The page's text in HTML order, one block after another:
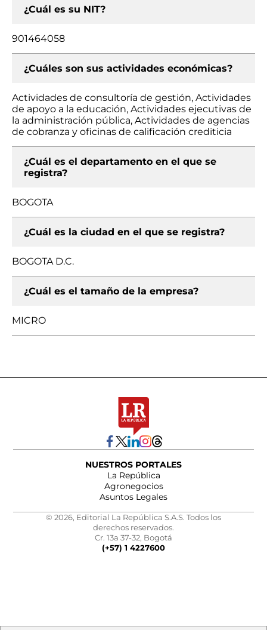
¿Cuál es su NIT?
901464058
¿Cuáles son sus actividades económicas?
Actividades de consultoría de gestión, Actividades
de apoyo a la educación, Actividades ejecutivas de
la administración pública, Actividades de agencias
de cobranza y oficinas de calificación crediticia
¿Cuál es el departamento en el que se
registra?
BOGOTA
¿Cuál es la ciudad en el que se registra?
BOGOTA D.C.
¿Cuál es el tamaño de la empresa?
MICRO
NUESTROS PORTALES
La República
Agronegocios
Asuntos Legales
© 2026, Editorial La República S.A.S. Todos los
derechos reservados.
Cr. 13a 37-32, Bogotá
(+57) 1 4227600